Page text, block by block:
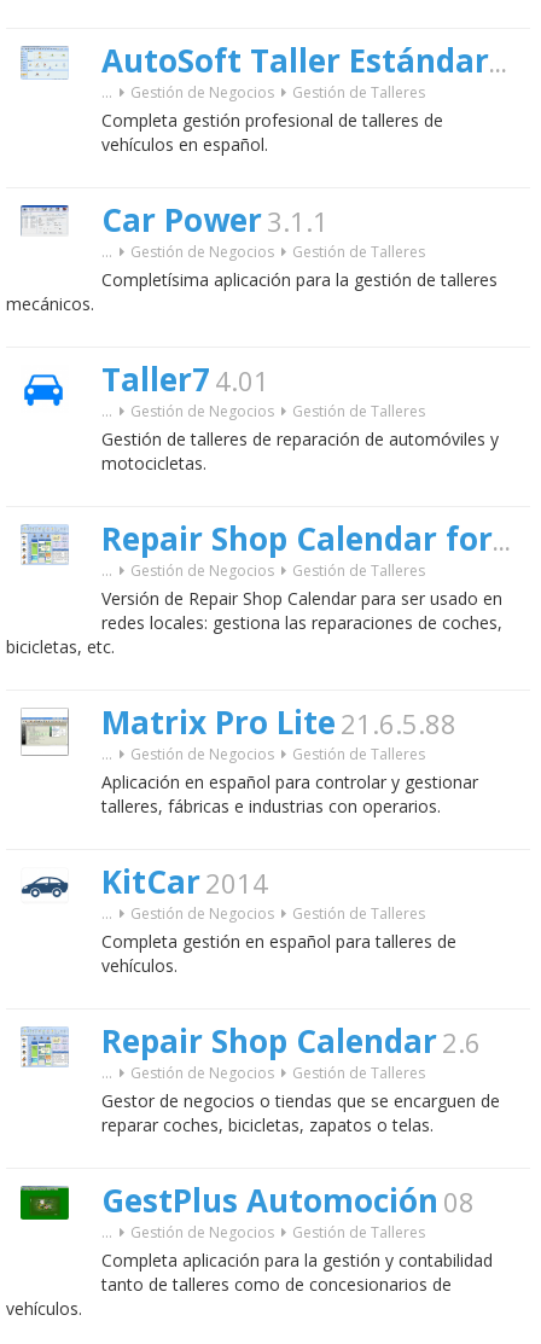
AutoSoft Taller Estándar
... Gestión de Negocios Gestión de Talleres
Completa gestión profesional de talleres de
vehículos en español.
Car Power3.1.1
... Gestión de Negocios Gestión de Talleres
Completísima aplicación para la gestión de talleres
mecánicos.
Taller7 4.01
... Gestión de Negocios Gestión de Talleres
Gestión de talleres de reparación de automóviles y
motocicletas.
Repair Shop Calendar for Workgroup
... Gestión de Negocios Gestión de Talleres
Versión de Repair Shop Calendar para ser usado en
redes locales: gestiona las reparaciones de coches,
bicicletas, etc.
Matrix Pro Lite 21.6.5.88
... Gestión de Negocios Gestión de Talleres
Aplicación en español para controlar y gestionar
talleres, fábricas e industrias con operarios.
KitCar2014
... Gestión de Negocios Gestión de Talleres
Completa gestión en español para talleres de
vehículos.
Repair Shop Calendar2.6
... Gestión de Negocios Gestión de Talleres
Gestor de negocios o tiendas que se encarguen de
reparar coches, bicicletas, zapatos o telas.
GestPlus Automoción 08
... Gestión de Negocios Gestión de Talleres
Completa aplicación para la gestión y contabilidad
tanto de talleres como de concesionarios de
vehículos.